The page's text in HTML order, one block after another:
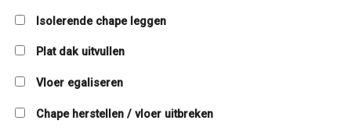
Isolerende chape leggen
Plat dak uitvullen
Vloer egaliseren
Chape herstellen / vloer uitbreken